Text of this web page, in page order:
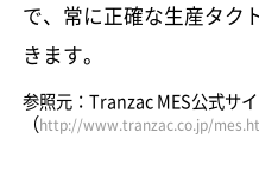
で、常に正確な生産タク
きます。
参照元：Tranzac MES公式サ
（http://www.tranzac.co.jp/